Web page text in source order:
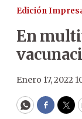
Edición
En
Enero 17, 2022
WhatsApp